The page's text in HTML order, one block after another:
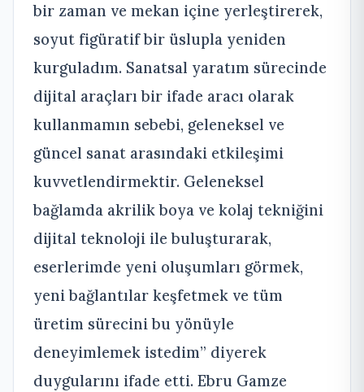
bir zaman ve mekan içine yerleştirerek,
soyut figüratif bir üslupla yeniden
kurguladım. Sanatsal yaratım sürecinde
dijital araçları bir ifade aracı olarak
kullanmamın sebebi, geleneksel ve
güncel sanat arasındaki etkileşimi
kuvvetlendirmektir. Geleneksel
bağlamda akrilik boya ve kolaj tekniğini
dijital teknoloji ile buluşturarak,
eserlerimde yeni oluşumları görmek,
yeni bağlantılar keşfetmek ve tüm
üretim sürecini bu yönüyle
deneyimlemek istedim” diyerek
duygularını ifade etti. Ebru Gamze